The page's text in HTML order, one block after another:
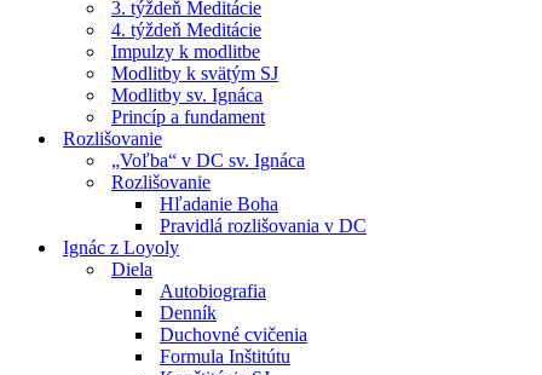
3. týždeň Meditácie
4. týždeň Meditácie
Impulzy k modlitbe
Modlitby k svätým SJ
Modlitby sv. Ignáca
Princíp a fundament
Rozlišovanie
„Voľba“ v DC sv. Ignáca
Rozlišovanie
Hľadanie Boha
Pravidlá rozlišovania v DC
Ignác z Loyoly
Diela
Autobiografia
Denník
Duchovné cvičenia
Formula Inštitútu